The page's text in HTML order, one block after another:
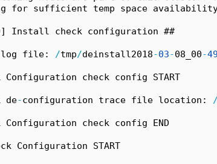
for sufficient temp space
Install check configuration ##
log file: /tmp/deinstall2018-03-08_00-49
Configuration check config START
de-configuration trace file location: /
Configuration check config END
Configuration START